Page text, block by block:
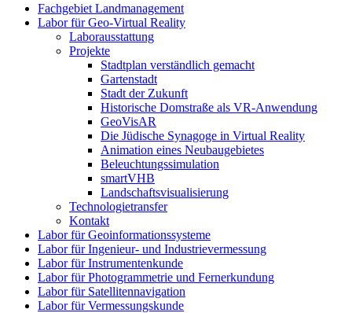
Fachgebiet Landmanagement
Labor für Geo-Virtual Reality
Laborausstattung
Projekte
Stadtplan verständlich gemacht
Gartenstadt
Stadt der Zukunft
Historische Domstraße als VR-Anwendung
GeoVisAR
Die Jüdische Synagoge in Virtual Reality
Animation eines Neubaugebietes
Beleuchtungssimulation
smartVHB
Landschaftsvisualisierung
Technologietransfer
Kontakt
Labor für Geoinformationssysteme
Labor für Ingenieur- und Industrievermessung
Labor für Instrumentenkunde
Labor für Photogrammetrie und Fernerkundung
Labor für Satellitennavigation
Labor für Vermessungskunde